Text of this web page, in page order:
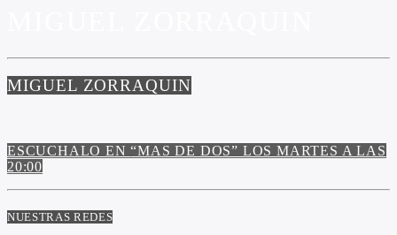
MIGUEL ZORRAQUIN
ESCUCHALO EN“MAS DE DOS” LOS MARTES A LAS
20:00
NUESTRAS REDES